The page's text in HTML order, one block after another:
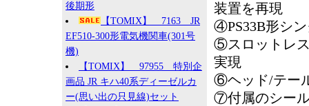
後期形
【TOMIX】 7163 JR
EF510-300形電気機関車(301号
機)
【TOMIX】 97955 特別企
画品 JR キハ40系ディーゼルカ
ー(思い出の只見線)セット
装置を再現
④PS33B形シ
⑤スロットレ
実現
⑥ヘッド/テー
⑦付属のシー